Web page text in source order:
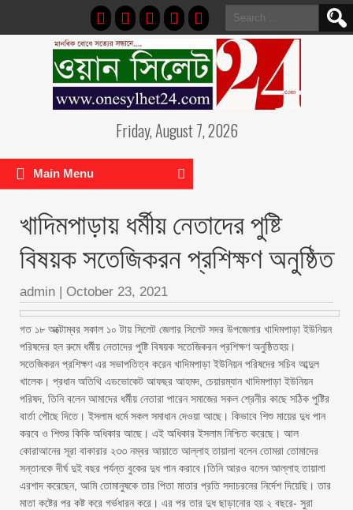
Search
for:
Friday, August 7, 2026
Main Menu
খাদিমপাড়ায় ধর্মীয় নেতাদের পুষ্টি
বিষয়ক সতেজিকরন প্রশিক্ষণ অনুষ্ঠিত
admin | October 23, 2021
গত ১৮ অক্টোম্বর সকাল ১০ টায় সিলেট জেলার সিলেট সদর উপজেলার খাদিমপাড়া ইউনিয়ন
পরিষদের হল রুমে ধর্মীয় নেতাদের পুষ্টি বিষয়ক সতেজিকরন প্রশিক্ষণ অনুষ্ঠিতহয়।
সতেজিকরন প্রশিক্ষণ এর সভাপতিত্ব করেন খাদিমপাড়া ইউনিয়ন পরিষদের সচিব আব্দুল
খালেক। প্রধান অতিথি এডভোকেট আফছর আহমদ, চেয়ারম্যান খাদিমপাড়া ইউনিয়ন
পরিষদ, তিনি বলেন আমাদের ধর্মীয় নেতারা পারেন সমাজের সকল শ্রেনীর কাছে সঠিক পুষ্টির
বার্তা পৌছে দিতে। ইসলাম ধর্মে সকল সমাধান দেওয়া আছে। কিভাবে শিশু মায়ের দুধ পান
করবে ও শিশুর কিকি অধিকার আছে। এই অধিকার ইসলাম নিশ্চিত করেছে। আল
কোরাআনের সূরা বাকারার ২৩৩ নম্বর আয়াতে আল্লাহ তায়ালা বলেন তোমরা তোমাদের
সন্তানকে দীর্ঘ দুই বছর পর্যন্ত বুকের দুধ পান করাবে।তিনি আরও বলেন আল্লাহ তায়ালা
এরশাদ করেছেন, আমি তোমানুষকে তার পিতা মাতার প্রতি সদাচরনের নির্দেশ দিয়েছি। তার
মাতা কষ্টের পর কষ্ট করে গর্ভধারন করে। এর পর তার দুধ ছাড়ানোর হয় ২ বছরে- সুরা